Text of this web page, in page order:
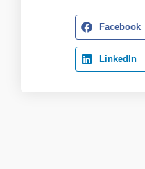
Facebook
LinkedIn